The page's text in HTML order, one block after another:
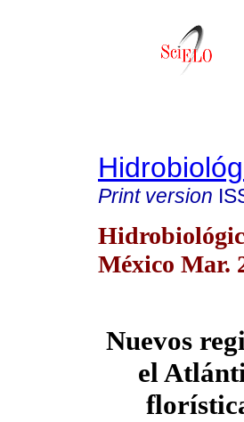
Print version
México Mar.
Nuevos
el